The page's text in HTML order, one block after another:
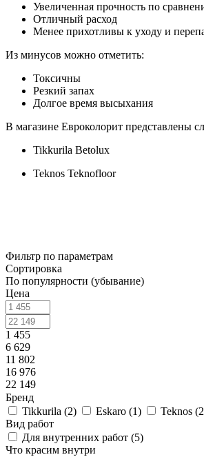
Увеличенная прочность по
Отличный расход
Менее прихотливы к уходу и
Из минусов можно отметить:
Токсичны
Резкий запах
Долгое время высыхания
В магазине Евроколорит представлены
Tikkurila Betolux
Teknos Teknofloor
Фильтр по параметрам
Сортировка
По популярности (убывание)
Цена
1 455
6 629
11 802
16 976
22 149
Бренд
Tikkurila (2) Eskaro (1) Teknos (2
Вид работ
Для внутренних работ (5)
Что красим внутри